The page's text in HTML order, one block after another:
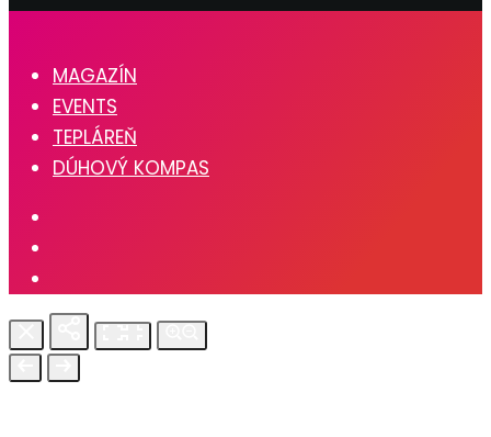
MAGAZÍN
EVENTS
TEPLÁREŇ
DÚHOVÝ KOMPAS